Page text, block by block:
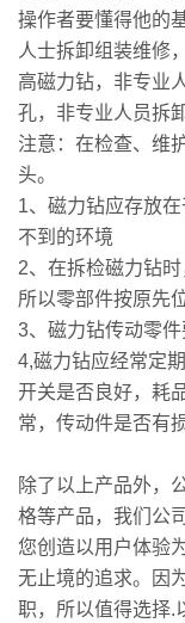
操作者要懂得他的
人士拆卸组装维修
高磁力钻，非专业
孔，非专业人员拆
注意：在检查、维
头。
1、磁力钻应存放
不到的环境
2、在拆检磁力钻
所以零部件按原先
3、磁力钻传动零件
4,磁力钻应经常定
开关是否良好，耗
常，传动件是否有
除了以上产品外，
格等产品，我们公
您创造以用户体验
无止境的追求。因
职，所以值得选择.